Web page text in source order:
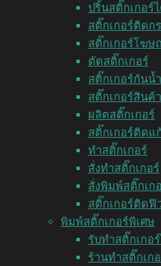
ปริ้นสติ๊กเกอร์
สติ๊กเกอร์ติดก
สติ๊กเกอร์โฆษ
ตัดสติ๊กเกอร์
สติ๊กเกอร์กันน้ำ
สติ๊กเกอร์สินค้า
ผลิตสติ๊กเกอร์
สติ๊กเกอร์ติดแ
ทำสติ๊กเกอร์
สั่งทำสติ๊กเกอร์
สั่งพิมพ์สติ๊กเก
สติ๊กเกอร์ติดฟิ
พิมพ์สติ๊กเกอร์พิเศษ
รับทำสติ๊กเกอ
ร้านทำสติ๊กเก